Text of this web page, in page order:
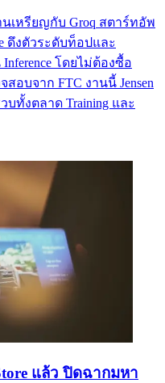
เหรียญกับ Groq สตาร์ทอัพ
ดึงตัวระดับท็อปและ
โดยไม่ต้องซื้อ
อบจาก FTC งานนี้ Jensen
บทั้งตลาด Training และ
แล้ว ปิดฉากมหา